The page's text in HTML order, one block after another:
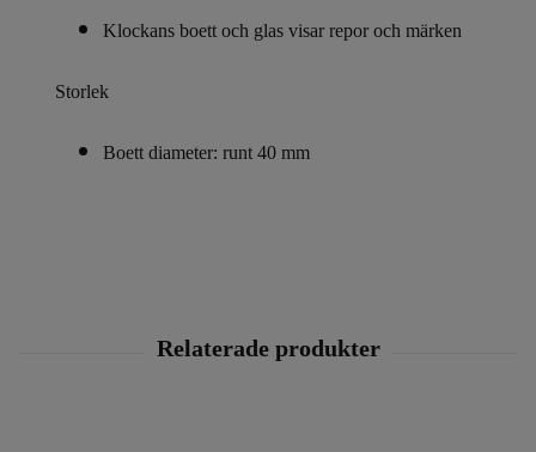
Klockans boett och glas visar repor och märken
Storlek
Boett diameter: runt 40 mm